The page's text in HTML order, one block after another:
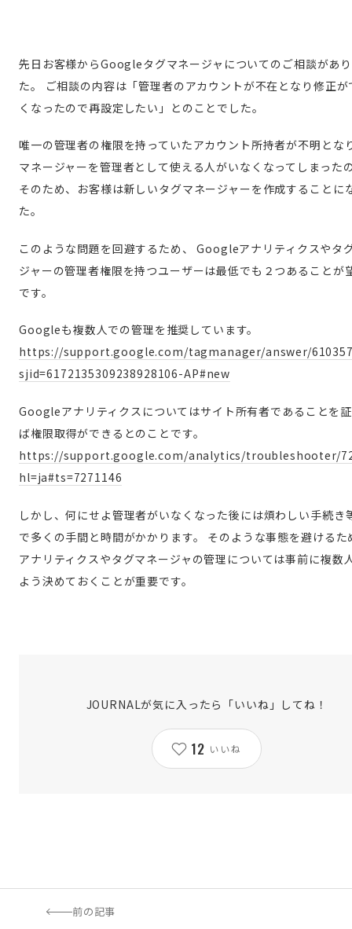
先日お客様からGoogleタグマネージャについてのご相談があ
た。
ご相談の内容は「管理者のアカウントが不在となり修正が
くなったので再設定したい」とのことでした。
唯一の管理者の権限を持っていたアカウント所持者が不明とな
マネージャーを管理者として使える人がいなくなってしまった
そのため、お客様は新しいタグマネージャーを作成することに
た。
このような問題を回避するため、
Googleアナリティクスやタ
ジャーの管理者権限を持つユーザーは最低でも２つ あることが
です。
Googleも複数人での管理を推奨しています。
https://support.google.com/tagmanager/answer/
sjid=6172135309238928106-AP#new
Googleアナリティクスについてはサイト所有者であることを
ば権限取得ができるとのことです。
https://support.google.com/analytics/troubleshooter/
hl=ja#ts=7271146
しかし、何にせよ管理者がいなくなった後には煩わしい手続き
で多くの手間と時間がかかります。
そのような事態を避けるた
アナリティクスやタグマネージャの管理については事前に複数
よう決めておくことが重要です。
JOURNALが気に入ったら「いいね」してね！
12 いいね
前の記事